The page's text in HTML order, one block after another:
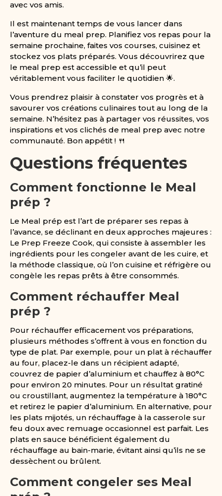
avec vos amis.
Il est maintenant temps de vous lancer dans
l’aventure du meal prep. Planifiez vos repas pour la
semaine prochaine, faites vos courses, cuisinez et
stockez vos plats préparés. Vous découvrirez que
le meal prep est accessible et qu’il peut
véritablement vous faciliter le quotidien 🌟.
Vous prendrez plaisir à constater vos progrès et à
savourer vos créations culinaires tout au long de la
semaine. N’hésitez pas à partager vos réussites, vos
inspirations et vos clichés de meal prep avec notre
communauté. Bon appétit ! 🍴
Questions fréquentes
Comment fonctionne le Meal
prép ?
Le Meal prép est l’art de préparer ses repas à
l’avance, se déclinant en deux approches majeures :
Le Prep Freeze Cook, qui consiste à assembler les
ingrédients pour les congeler avant de les cuire, et
la méthode classique, où l’on cuisine et réfrigère ou
congèle les repas prêts à être consommés.
Comment réchauffer Meal
prép ?
Pour réchauffer efficacement vos préparations,
plusieurs méthodes s’offrent à vous en fonction du
type de plat. Par exemple, pour un plat à réchauffer
au four, placez-le dans un récipient adapté,
couvrez de papier d’aluminium et chauffez à 80°C
pour environ 20 minutes. Pour un résultat gratiné
ou croustillant, augmentez la température à 180°C
et retirez le papier d’aluminium. En alternative, pour
les plats mijotés, un réchauffage à la casserole sur
feu doux avec remuage occasionnel est parfait. Les
plats en sauce bénéficient également du
réchauffage au bain-marie, évitant ainsi qu’ils ne se
dessèchent ou brûlent.
Comment congeler ses Meal